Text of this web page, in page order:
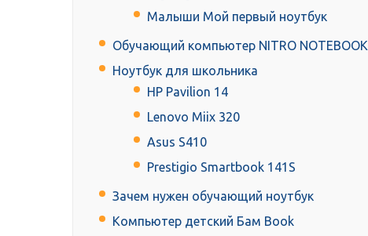
Малыши Мой первый ноутбук
Обучающий компьютер NITRO NOTEBOOK
Ноутбук для школьника
HP Pavilion 14
Lenovo Miix 320
Asus S410
Prestigio Smartbook 141S
Зачем нужен обучающий ноутбук
Компьютер детский Бам Book